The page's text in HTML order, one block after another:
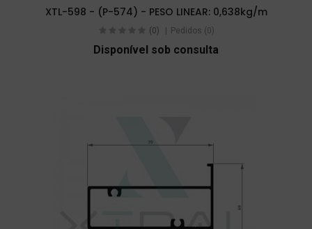
XTL-598 - (P-574) - PESO LINEAR: 0,638kg/m
(0) Pedidos (0)
Disponível sob consulta